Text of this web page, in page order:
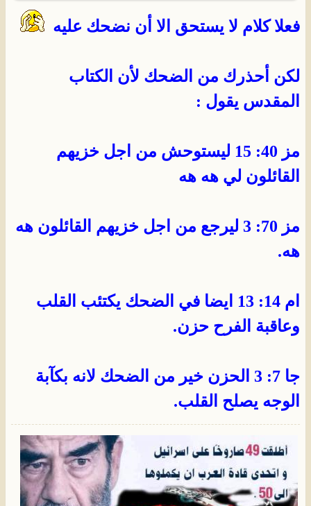
فعلا كلام لا يستحق الا أن نضحك عليه
لكن أحذرك من الضحك لأن الكتاب
المقدس يقول :
مز 40: 15 ليستوحش من اجل خزيهم
القائلون لي هه هه
مز 70: 3 ليرجع من اجل خزيهم القائلون هه
هه.
ام 14: 13 ايضا في الضحك يكتئب القلب
وعاقبة الفرح حزن.
جا 7: 3 الحزن خير من الضحك لانه بكآبة
الوجه يصلح القلب.